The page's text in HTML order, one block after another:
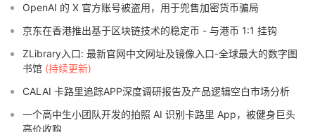
OpenAI 的 X 官方账号被盗用，用于兜售加密货币骗局
京东在香港推出基于区块链技术的稳定币 - 与港币 1:1 挂钩
ZLibrary入口: 最新官网中文网址及镜像入口-全球最大的数字图
书馆 (持续更新)
CALAI 卡路里追踪APP深度调研报告及产品逻辑空白市场分析
一个高中生小团队开发的拍照 AI 识别卡路里 App，被健身巨头
高价收购